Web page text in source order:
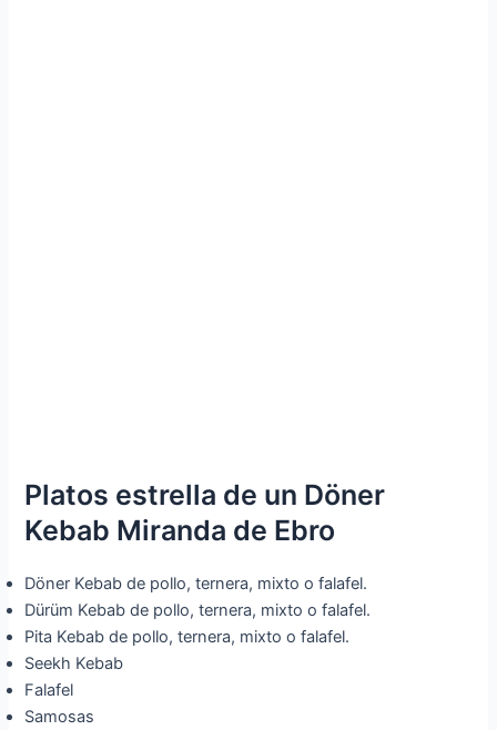
Platos estrella de un Döner
Kebab Miranda de Ebro
Döner Kebab de pollo, ternera, mixto o falafel.
Dürüm Kebab de pollo, ternera, mixto o falafel.
Pita Kebab de pollo, ternera, mixto o falafel.
Seekh Kebab
Falafel
Samosas